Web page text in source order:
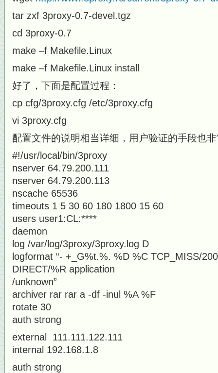
tar zxf 3proxy-0.7-devel.tgz
cd 3proxy-0.7
make –f Makefile.Linux
make –f Makefile.Linux install
好了，下面是配置过程：
cp cfg/3proxy.cfg /etc/3proxy.cfg
vi 3proxy.cfg
配置文件的说明相当详细，用户验证的手段也
#!/usr/local/bin/3proxy
nserver 64.79.200.111
nserver 64.79.200.113
nscache 65536
timeouts 1 5 30 60 180 1800 15 60
users user1:CL:****
daemon
log /var/log/3proxy/3proxy.log D
logformat “- +_G%t.%. %D %C TCP_MISS/
DIRECT/%R application
/unknown”
archiver rar rar a -df -inul %A %F
rotate 30
auth strong
external 111.111.122.111
internal 192.168.1.8
auth strong